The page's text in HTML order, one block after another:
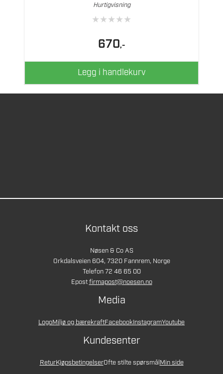
Hurtigvisning
★★★★★
670,-
Legg i handlekurv
Kontakt oss
Nøsen & Co AS
Orkdalsveien 604, 7320 Fannrem, Norge
Telefon 72 46 65 00
Epostfirmapost@noesen.no
Media
LogoMiljø og bærekraftFacebookInstagramYoutube
Kundesenter
ReturKjøpsbetingelserOfte stilte spørsmålMin side